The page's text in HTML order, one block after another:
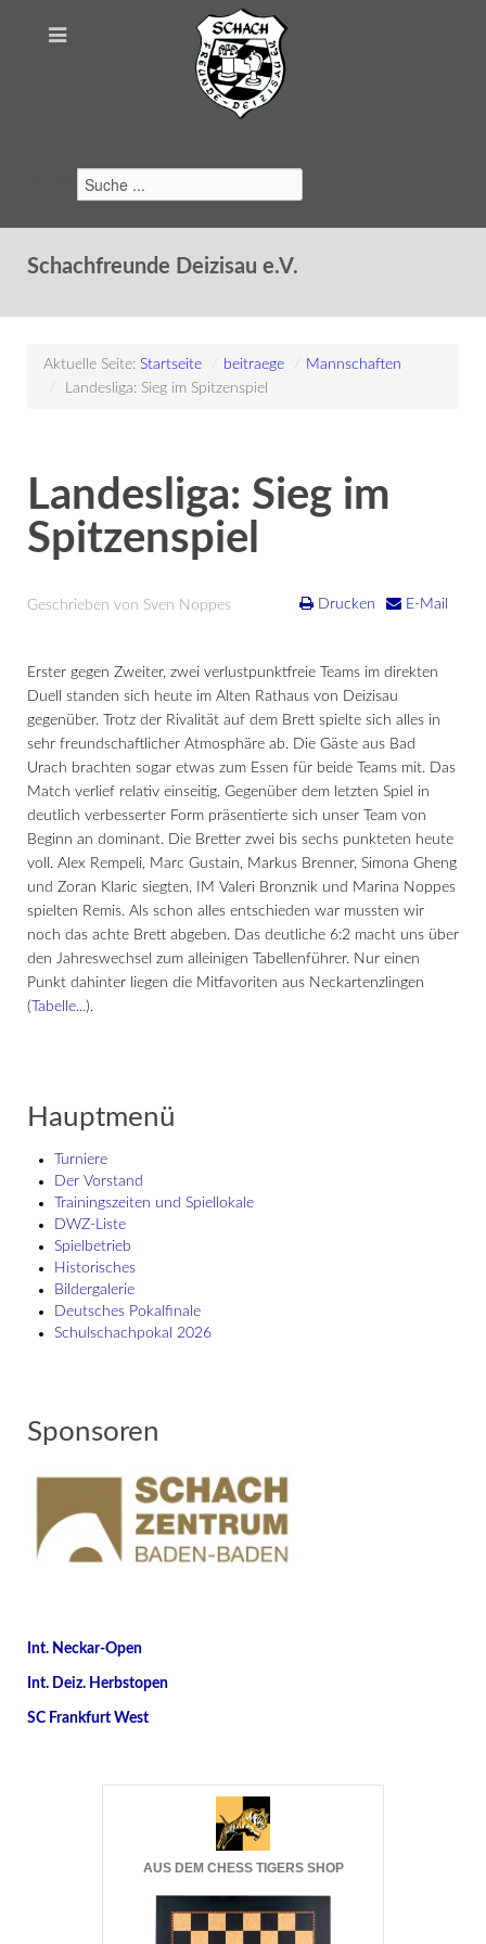
Schachfreunde Deizisau e.V.
Aktuelle Seite: Startseite / beitraege /
Mannschaften
/
Landesliga: Sieg im Spitzenspiel
Landesliga: Sieg im
Spitzenspiel
Drucken E-Mail
Geschrieben von Sven Noppes
Erster gegen Zweiter, zwei verlustpunktfreie Teams im direkten
Duell standen sich heute im Alten Rathaus von Deizisau
gegenüber. Trotz der Rivalität auf dem Brett spielte sich alles in
sehr freundschaftlicher Atmosphäre ab. Die Gäste aus Bad
Urach brachten sogar etwas zum Essen für beide Teams mit. Das
Match verlief relativ einseitig. Gegenüber dem letzten Spiel in
deutlich verbesserter Form präsentierte sich unser Team von
Beginn an dominant. Die Bretter zwei bis sechs punkteten heute
voll. Alex Rempeli, Marc Gustain, Markus Brenner, Simona Gheng
und Zoran Klaric siegten, IM Valeri Bronznik und Marina Noppes
spielten Remis. Als schon alles entschieden war mussten wir
noch das achte Brett abgeben. Das deutliche 6:2 macht uns über
den Jahreswechsel zum alleinigen Tabellenführer. Nur einen
Punkt dahinter liegen die Mitfavoriten aus Neckartenzlingen
( Tabelle...).
Hauptmenü
Turniere
Der Vorstand
Trainingszeiten und Spiellokale
DWZ-Liste
Spielbetrieb
Historisches
Bildergalerie
Deutsches Pokalfinale
Schulschach­pokal 2026
Sponsoren
Int. Neckar-Open
Int. Deiz. Herbstopen
SC Frankfurt West
AUS DEM CHESS TIGERS SHOP